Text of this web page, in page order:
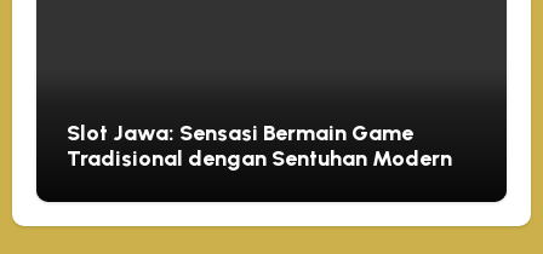
Slot Jawa: Sensasi Bermain Game
Tradisional dengan Sentuhan Modern